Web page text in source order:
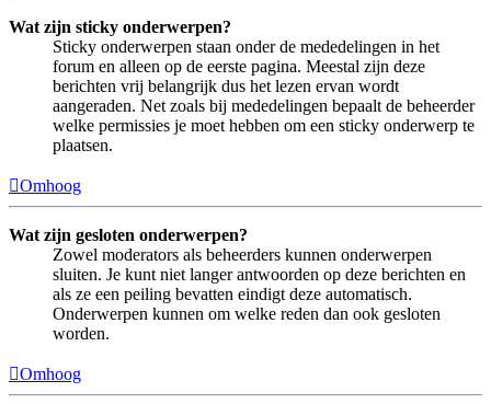
Wat zijn sticky onderwerpen?
Sticky onderwerpen staan onder de mededelingen in het
forum en alleen op de eerste pagina. Meestal zijn deze
berichten vrij belangrijk dus het lezen ervan wordt
aangeraden. Net zoals bij mededelingen bepaalt de beheerder
welke permissies je moet hebben om een sticky onderwerp te
plaatsen.
Omhoog
Wat zijn gesloten onderwerpen?
Zowel moderators als beheerders kunnen onderwerpen
sluiten. Je kunt niet langer antwoorden op deze berichten en
als ze een peiling bevatten eindigt deze automatisch.
Onderwerpen kunnen om welke reden dan ook gesloten
worden.
Omhoog